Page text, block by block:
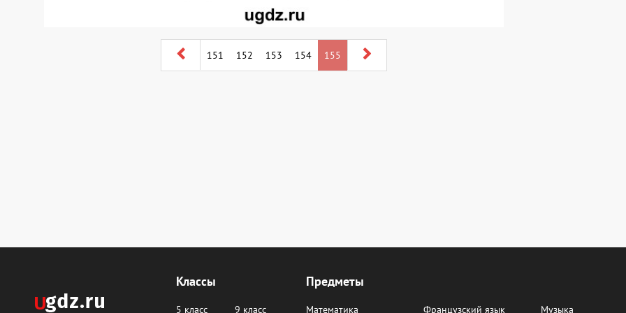
151 152 153 154 155
Классы
5 класс 9 класс
Предметы
Математика Французский язык Музыка